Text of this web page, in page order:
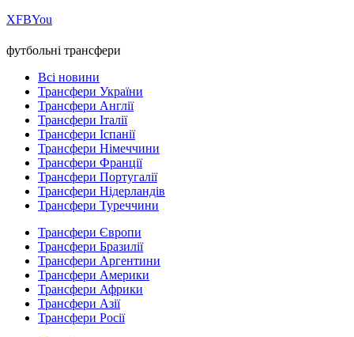
ХFBYou
футбольні трансфери
Всі новини
Трансфери України
Трансфери Англії
Трансфери Італії
Трансфери Іспанії
Трансфери Німеччини
Трансфери Франції
Трансфери Португалії
Трансфери Нідерландів
Трансфери Туреччини
Трансфери Європи
Трансфери Бразилії
Трансфери Аргентини
Трансфери Америки
Трансфери Африки
Трансфери Азії
Трансфери Росії